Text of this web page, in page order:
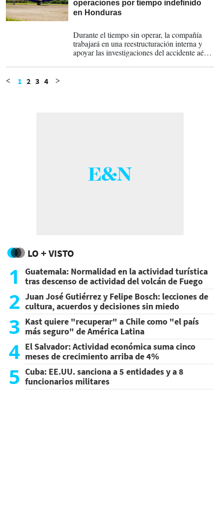
operaciones por tiempo indefinido
en Honduras
Durante el tiempo sin operar, la compañía
trabajará en una reestructuración interna y
apoyar las investigaciones del accidente aéreo
murieron 12 personas, incluyendo diez
< 1 2 3 4 >
LO + VISTO
1
Guatemala: Normalidad en la actividad turística
tras descenso de actividad del volcán de Fuego
2 Juan José Gutiérrez y Felipe Bosch: lecciones de
cultura, acuerdos y decisiones sin miedo
3 Kast quiere "recuperar" a Chile como "el país
más seguro" de América Latina
4 El Salvador: Actividad económica suma cinco
meses de crecimiento arriba de 4%
5 Cuba: EE.UU. sanciona a 5 entidades y a 8
funcionarios militares